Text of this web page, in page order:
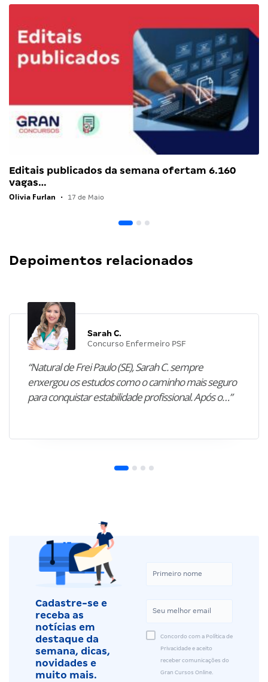
Editais publicados da semana ofertam 6.160
vagas…
Olivia Furlan • 17 de Maio
Depoimentos relacionados
Sarah C.
Concurso Enfermeiro PSF
“Natural de Frei Paulo (SE), Sarah C. sempre
enxergou os estudos como o caminho mais seguro
para conquistar estabilidade profissional. Após o…”
Cadastre-se e
receba as
notícias em
destaque da
semana, dicas,
novidades e
muito mais.
Concordo com a Política de
Privacidade e aceito
receber comunicações do
Gran Cursos Online.